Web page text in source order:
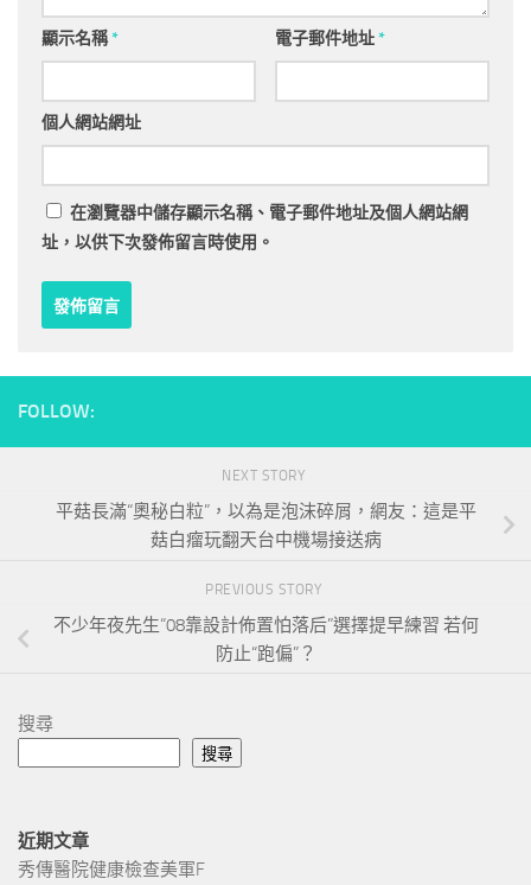
顯示名稱* 電子郵件地址*
個人網站網址
在瀏覽器中儲存顯示名稱、電子郵件地址及個人網站網
址，以供下次發佈留言時使用。
FOLLOW:
NEXT STORY
平菇長滿“奧秘白粒”，以為是泡沫碎屑，網友：這是平
菇白瘤玩翻天台中機場接送病
PREVIOUS STORY
不少年夜先生“08靠設計佈置怕落后”選擇提早練習 若何
防止“跑偏”？
搜尋
搜尋
近期文章
秀傳醫院健康檢查美軍F